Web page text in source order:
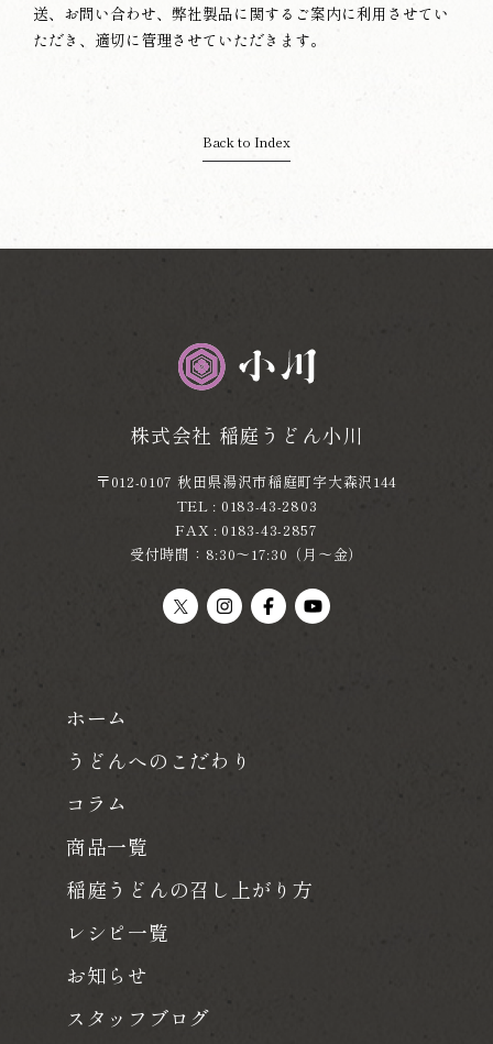
送、お問い合わせ、弊社製品に関するご案内に利用させてい
ただき、適切に管理させていただきます。
Back to Index
株式会社 稲庭うどん小川
〒012-0107 秋田県湯沢市稲庭町字大森沢144
TEL : 0183-43-2803
FAX : 0183-43-2857
受付時間：8:30～17:30（月～金）
ホーム
うどんへのこだわり
コラム
商品一覧
稲庭うどんの召し上がり方
レシピ一覧
お知らせ
スタッフブログ